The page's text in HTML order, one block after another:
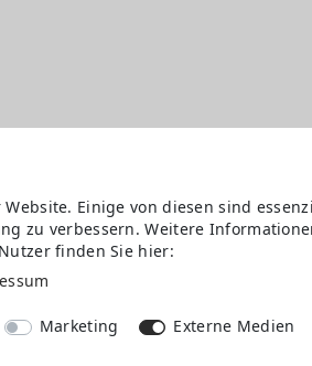
Versandkosten
Bezahlen
Widerrufs­recht
Store
FAQ
Einige von diesen sind
zu verbessern. Weitere
finden Sie hier:
Marketing Externe Medien